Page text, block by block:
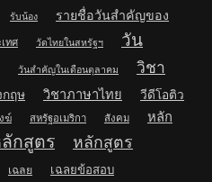
รับน้อง
รายชื่อวันสำคัญของ
ทศ วัดไทยในสหรัฐฯ
วัน
วันสำคัญในเดือนตุลาคม
วิชา
กฤษ วิชาภาษาไทย
วีดีโอติว
ฆ์ สหรัฐอเมริกา สังคม
หลัก
กสูตร
หลักสูตร
เฉลย เฉลยข้อสอบ